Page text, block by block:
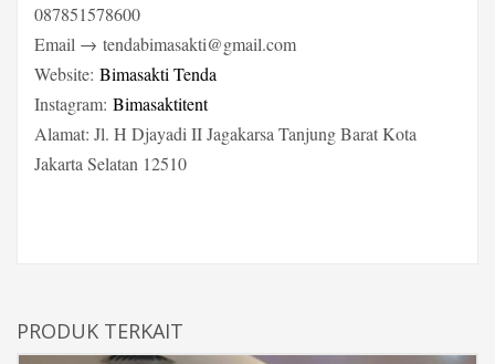
087851578600
Email → tendabimasakti@gmail.com
Website: Bimasakti Tenda
Instagram: Bimasaktitent
Alamat: Jl. H Djayadi II Jagakarsa Tanjung Barat Kota
Jakarta Selatan 12510
PRODUK TERKAIT